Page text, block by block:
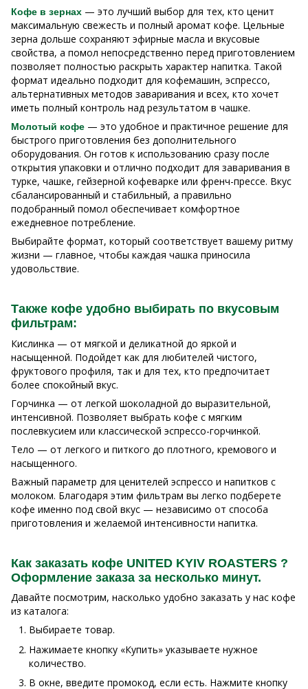
Кофе в зернах — это лучший выбор для тех, кто ценит
максимальную свежесть и полный аромат кофе. Цельные
зерна дольше сохраняют эфирные масла и вкусовые
свойства, а помол непосредственно перед приготовлением
позволяет полностью раскрыть характер напитка. Такой
формат идеально подходит для кофемашин, эспрессо,
альтернативных методов заваривания и всех, кто хочет
иметь полный контроль над результатом в чашке.
Молотый кофе — это удобное и практичное решение для
быстрого приготовления без дополнительного
оборудования. Он готов к использованию сразу после
открытия упаковки и отлично подходит для заваривания в
турке, чашке, гейзерной кофеварке или френч-прессе. Вкус
сбалансированный и стабильный, а правильно
подобранный помол обеспечивает комфортное
ежедневное потребление.
Выбирайте формат, который соответствует вашему ритму
жизни — главное, чтобы каждая чашка приносила
удовольствие.
Также кофе удобно выбирать по вкусовым
фильтрам:
Кислинка — от мягкой и деликатной до яркой и
насыщенной. Подойдет как для любителей чистого,
фруктового профиля, так и для тех, кто предпочитает
более спокойный вкус.
Горчинка — от легкой шоколадной до выразительной,
интенсивной. Позволяет выбрать кофе с мягким
послевкусием или классической эспрессо-горчинкой.
Тело — от легкого и питкого до плотного, кремового и
насыщенного.
Важный параметр для ценителей эспрессо и напитков с
молоком. Благодаря этим фильтрам вы легко подберете
кофе именно под свой вкус — независимо от способа
приготовления и желаемой интенсивности напитка.
Как заказать кофе UNITED KYIV ROASTERS ?
Оформление заказа за несколько минут.
Давайте посмотрим, насколько удобно заказать у нас кофе
из каталога:
Выбираете товар.
Нажимаете кнопку «Купить» указываете нужное
количество.
В окне, введите промокод, если есть. Нажмите кнопку